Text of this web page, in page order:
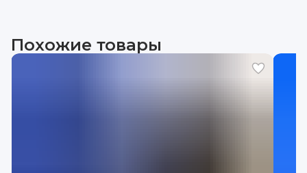
Похожие товары